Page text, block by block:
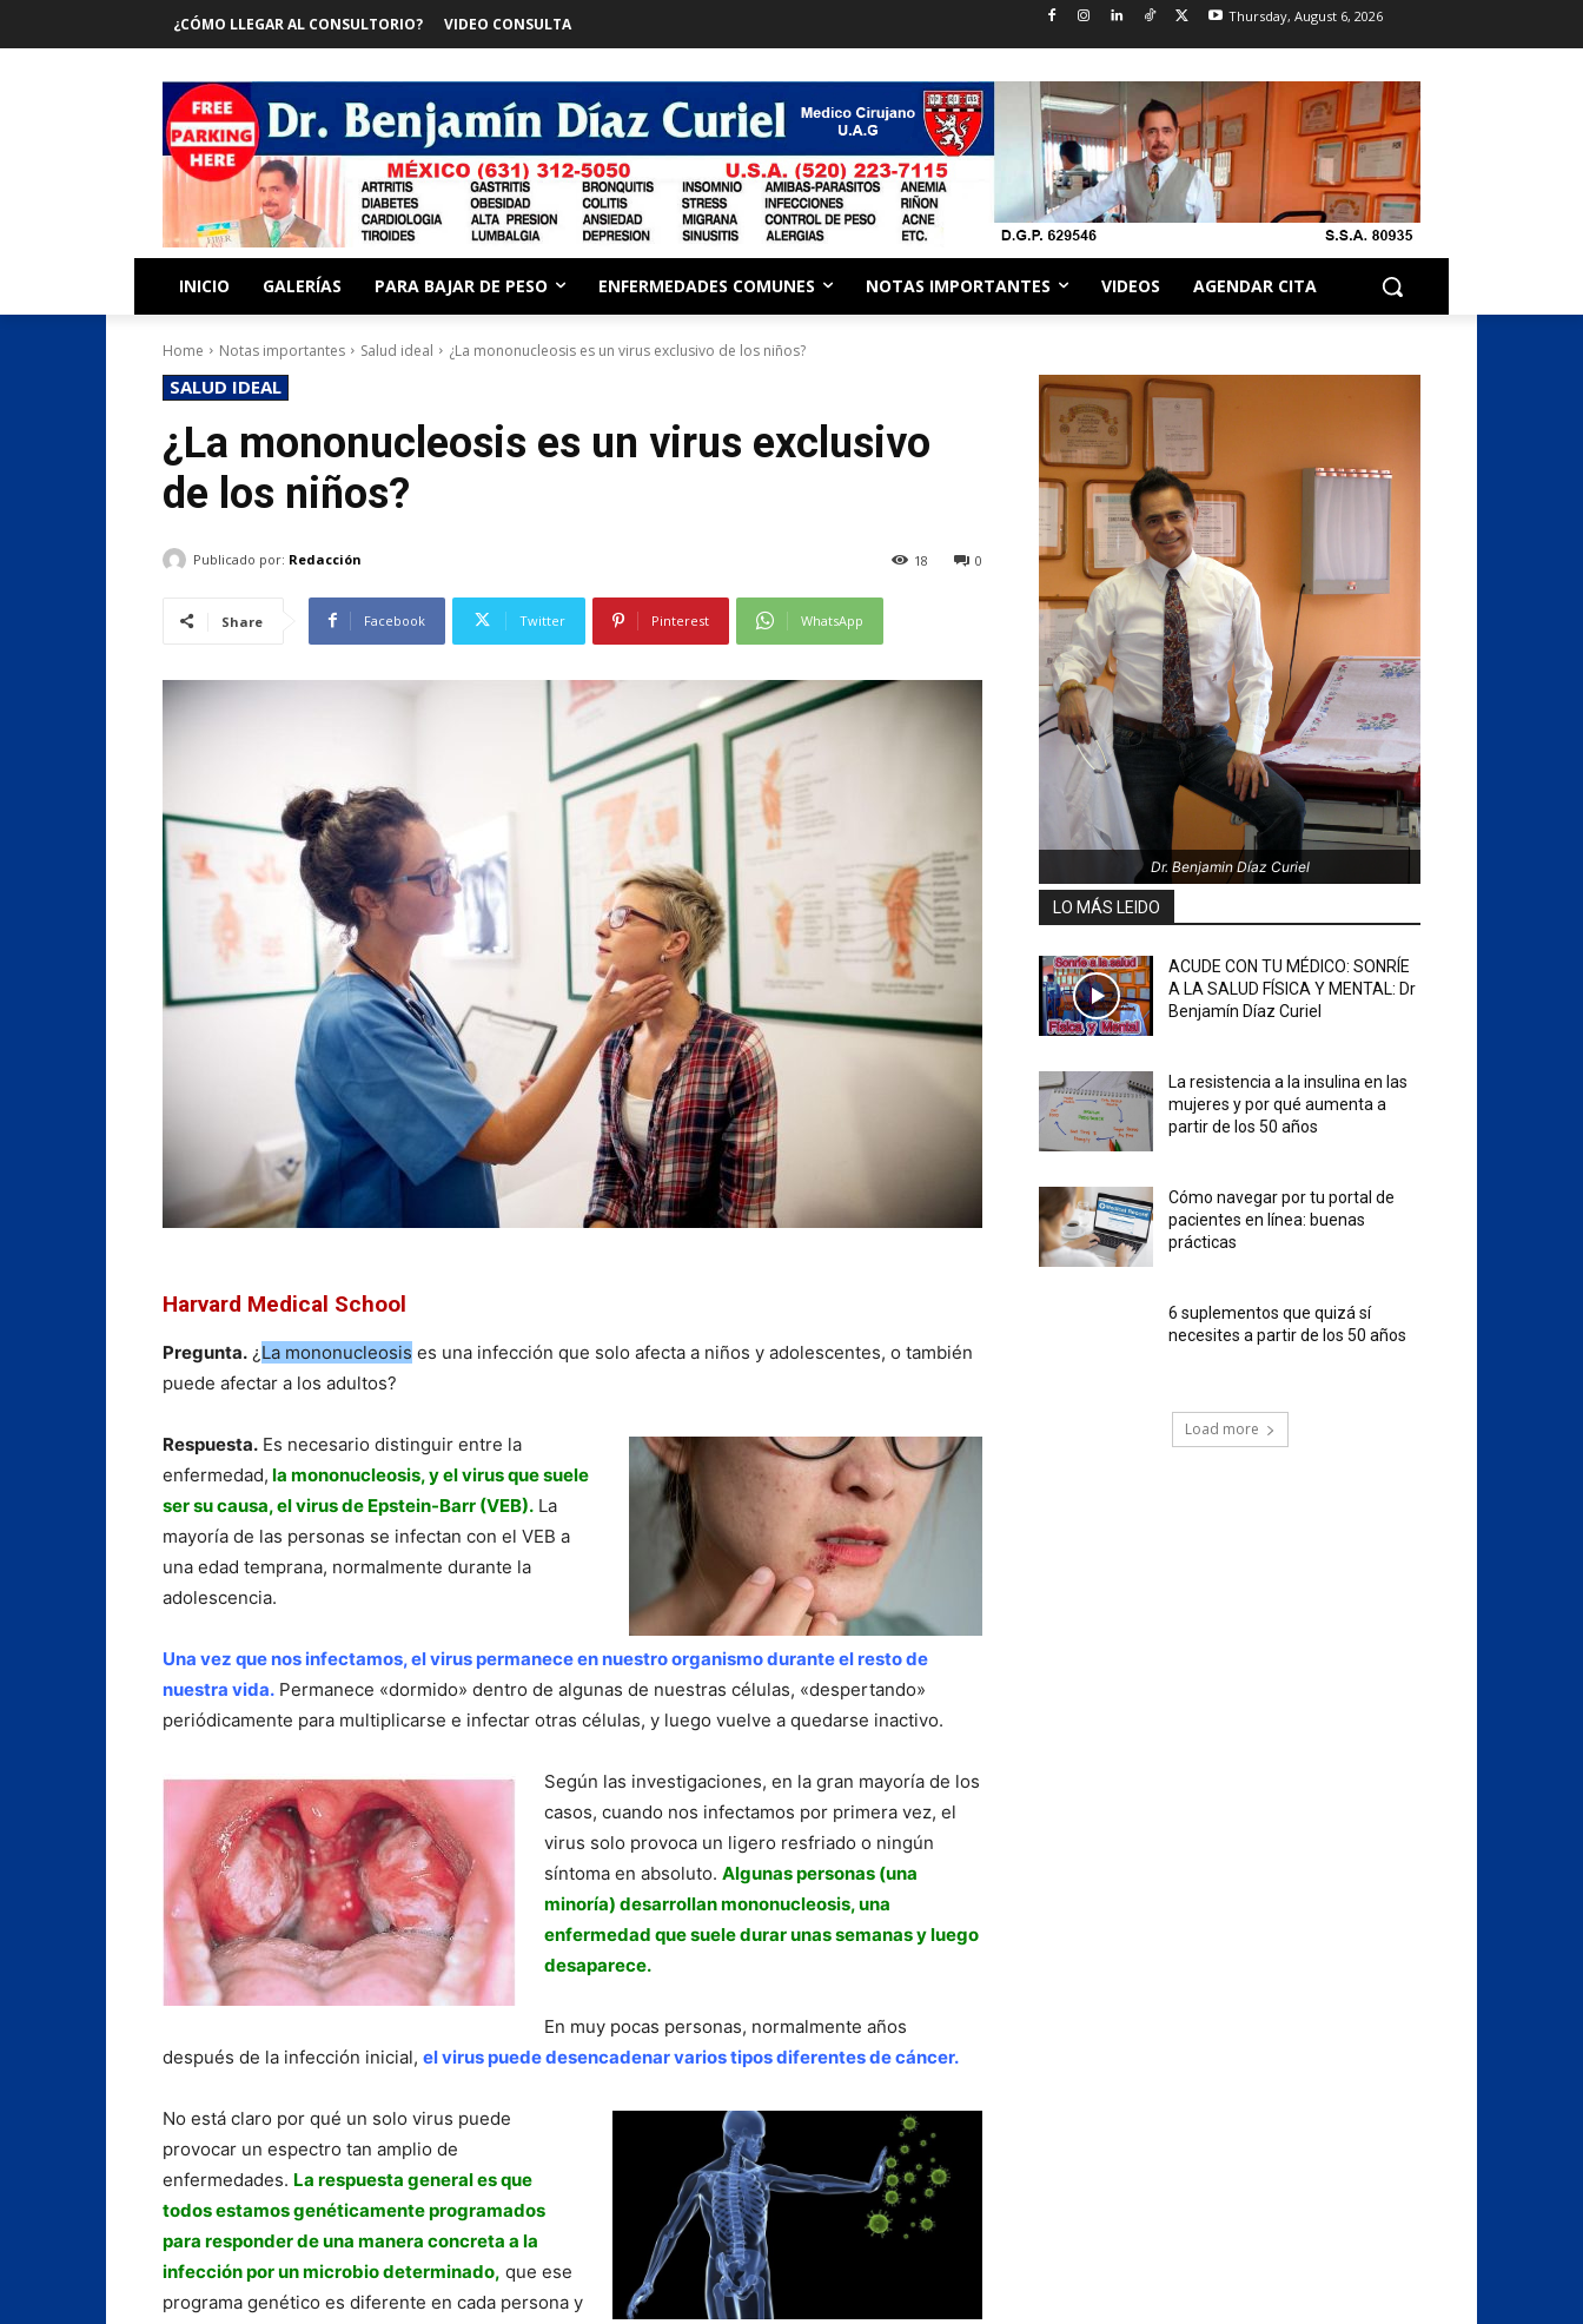
Thursday, August 6, 2026
¿CÓMO LLEGAR AL CONSULTORIO? VIDEO CONSULTA
INICIO GALERÍAS PARA BAJAR DE PESO ENFERMEDADES COMUNES NOTAS IMPORTANTES VIDEOS AGENDAR CITA
Home Notas importantes Salud ideal ¿La mononucleosis es un virus exclusivo de los niños?
SALUD IDEAL
¿La mononucleosis es un virus exclusivo
de los niños?
Publicado por: Redacción 0
18
Share Facebook Twitter Pinterest WhatsApp
Harvard Medical School
Pregunta. ¿ La mononucleosis es una infección que solo afecta a niños y adolescentes, o también
puede afectar a los adultos?
Respuesta. Es necesario distinguir entre la
enfermedad, la mononucleosis, y el virus que suele
ser su causa, el virus de Epstein-Barr (VEB). La
mayoría de las personas se infectan con el VEB a
una edad temprana, normalmente durante la
adolescencia.
Una vez que nos infectamos, el virus permanece en nuestro organismo durante el resto de
nuestra vida. Permanece «dormido» dentro de algunas de nuestras células, «despertando»
periódicamente para multiplicarse e infectar otras células, y luego vuelve a quedarse inactivo.
Según las investigaciones, en la gran mayoría de los
casos, cuando nos infectamos por primera vez, el
virus solo provoca un ligero resfriado o ningún
síntoma en absoluto. Algunas personas (una
minoría) desarrollan mononucleosis, una
enfermedad que suele durar unas semanas y luego
desaparece.
En muy pocas personas, normalmente años
después de la infección inicial, el virus puede desencadenar varios tipos diferentes de cáncer.
No está claro por qué un solo virus puede
provocar un espectro tan amplio de
enfermedades. La respuesta general es que
todos estamos genéticamente programados
para responder de una manera concreta a la
infección por un microbio determinado, que ese
programa genético es diferente en cada persona y
Dr. Benjamin Díaz Curiel
LO MÁS LEIDO
ACUDE CON TU MÉDICO: SONRÍE
A LA SALUD FÍSICA Y MENTAL: Dr
Benjamín Díaz Curiel
La resistencia a la insulina en las
mujeres y por qué aumenta a
partir de los 50 años
Cómo navegar por tu portal de
pacientes en línea: buenas
prácticas
6 suplementos que quizá sí
necesites a partir de los 50 años
Load more